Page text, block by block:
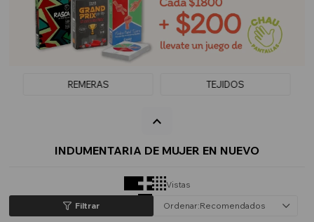
REMERAS TEJIDOS
INDUMENTARIA DE MUJER EN NUEVO
Vistas
Recomendados